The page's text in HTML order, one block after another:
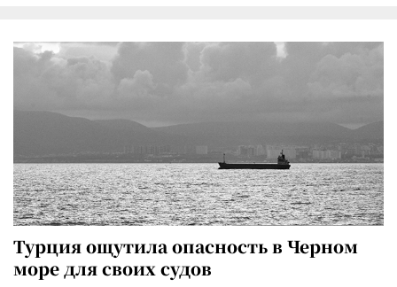
Турция ощутила опасность в Черном
море для своих судов